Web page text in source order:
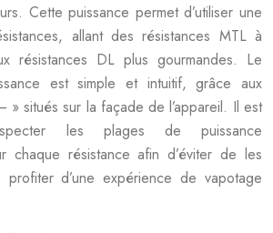
Cette puissance permet d’utiliser une
allant des résistances MTL à
résistances DL plus gourmandes. Le
est simple et intuitif, grâce aux
situés sur la façade de l’appareil. Il est
les plages de puissance
chaque résistance afin d’éviter de les
d’une expérience de vapotage